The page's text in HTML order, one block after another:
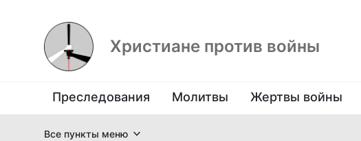
Христиане против войны
Преследования Молитвы Жертвы войны
Все пункты меню